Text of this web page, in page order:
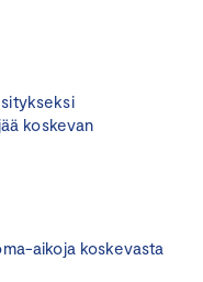
koskevan
aikoja koskevasta